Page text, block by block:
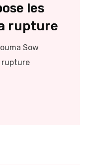
les
rupture
Sow
rupture